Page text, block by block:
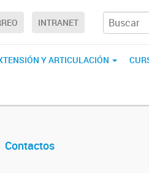
INTRANET
Y ARTICULACIÓN
Contactos